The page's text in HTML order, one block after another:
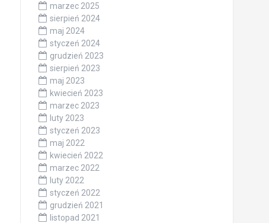
marzec 2025
sierpień 2024
maj 2024
styczeń 2024
grudzień 2023
sierpień 2023
maj 2023
kwiecień 2023
marzec 2023
luty 2023
styczeń 2023
maj 2022
kwiecień 2022
marzec 2022
luty 2022
styczeń 2022
grudzień 2021
listopad 2021